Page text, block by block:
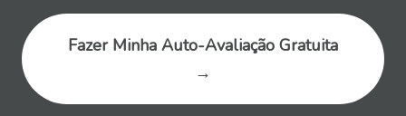
Fazer Minha Auto-Avaliação Gratuita
→